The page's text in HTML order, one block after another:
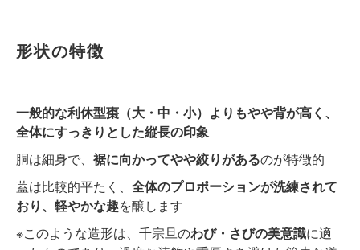
形状の特徴
一般的な利休型棗（大・中・小）よりもやや背が高く、
全体にすっきりとした縦長の印象
胴は細身で、 裾に向かってやや絞りがあるのが特徴的
蓋は比較的平たく、 全体のプロポーションが洗練されて
おり、軽やかな趣を醸します
※このような造形は、千宗旦のわび・さびの美意識に適